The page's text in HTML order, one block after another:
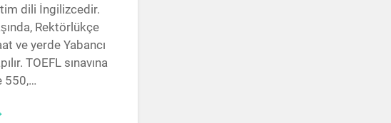
dili İngilizcedir.
Rektörlükçe
ve yerde Yabancı
TOEFL sınavına
550,…